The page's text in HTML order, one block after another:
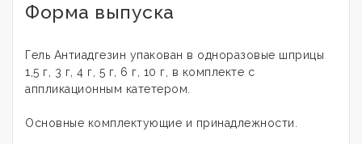
Форма выпуска
Гель Антиадгезин упакован в одноразовые шприцы
1,5 г, 3 г, 4 г, 5 г, 6 г, 10 г, в комплекте с
аппликационным катетером.
Основные комплектующие и принадлежности.